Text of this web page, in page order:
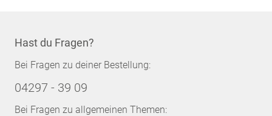
Hast du Fragen?
Bei Fragen zu deiner Bestellung:
04297 - 39 09
Bei Fragen zu allgemeinen Themen: